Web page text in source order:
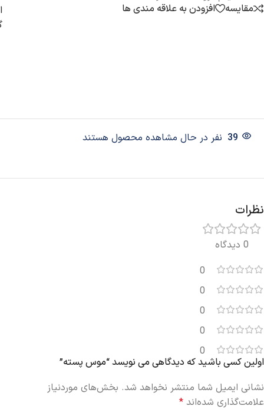
مقایسه
افزودن به علاقه مندی ها
39 نفر در حال مشاهده محصول هستند
نظرات
0 دیدگاه
0
0
0
0
0
اولین کسی باشید که دیدگاهی می نویسد “موس پسته”
نشانی ایمیل شما منتشر نخواهد شد. بخش‌های موردنیاز
علامت‌گذاری شده‌اند *